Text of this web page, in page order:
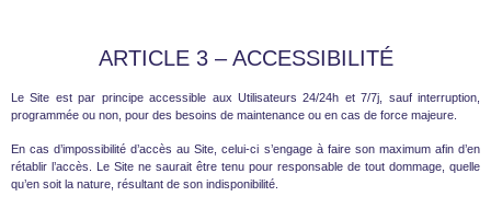
ARTICLE 3 – ACCESSIBILITÉ
Le Site est par principe accessible aux Utilisateurs 24/24h et 7/7j, sauf interruption,
programmée ou non, pour des besoins de maintenance ou en cas de force majeure.
En cas d’impossibilité d’accès au Site, celui-ci s’engage à faire son maximum afin d’en
rétablir l’accès. Le Site ne saurait être tenu pour responsable de tout dommage, quelle
qu’en soit la nature, résultant de son indisponibilité.